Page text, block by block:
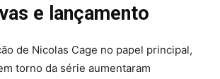
e lançamento
de Nicolas Cage no papel principal,
torno da série aumentaram